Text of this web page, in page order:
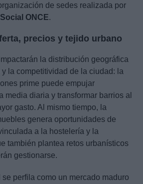
de sedes realizada por
ONCE.
precios y tejido urbano
la distribución geográfica
la competitividad de la ciudad: la
prime puede empujar
media diaria y transformar barrios al
gasto. Al mismo tiempo, la
genera oportunidades de
a la hostelería y la
también plantea retos urbanísticos
gestionarse.
se perfila como un mercado maduro